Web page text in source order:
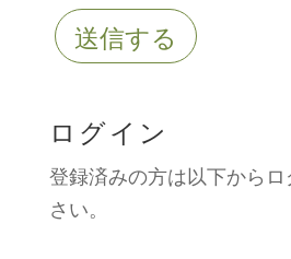
ログイン
登録済みの方は以下から
さい。